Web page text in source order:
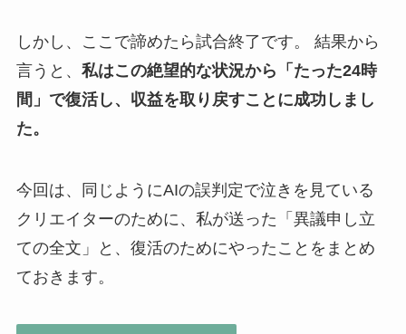
しかし、ここで諦めたら試合終了です。 結果から
言うと、 私はこの絶望的な状況から「たった24時
間」で復活し、収益を取り戻すことに成功しまし
た。
今回は、同じようにAIの誤判定で泣きを見ている
クリエイターのために、私が送った「異議申し立
ての全文」と、復活のためにやったことをまとめ
ておきます。